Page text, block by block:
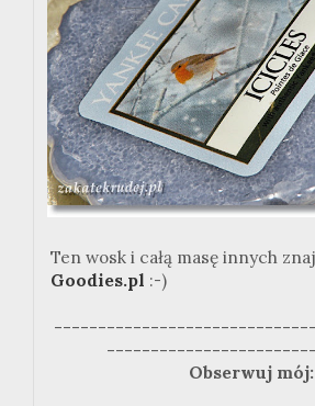
Ten wosk i całą masę innych
Goodies.pl :-)
Obserwuj mój: